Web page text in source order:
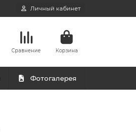
Личный кабинет
Сравнение Корзина
Фотогалерея